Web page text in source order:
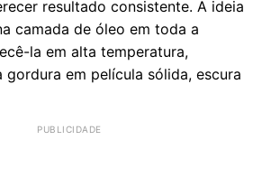
resultado consistente. A ideia
camada de óleo em toda a
la em alta temperatura,
gordura em película sólida, escura